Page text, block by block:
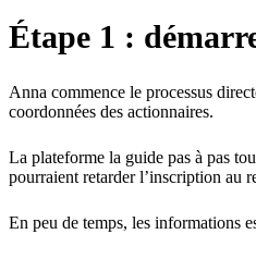
Étape 1 :
Anna commence le processus
coordonnées des actionnaires.
La plateforme la guide pas à pas
pourraient retarder l’inscription au
En peu de temps, les informations